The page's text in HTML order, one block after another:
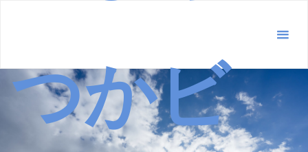
つかビ